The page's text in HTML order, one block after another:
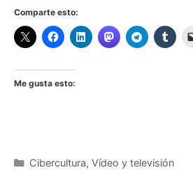
Comparte esto:
Me gusta esto:
Categorías
Cibercultura, Vídeo y televisión